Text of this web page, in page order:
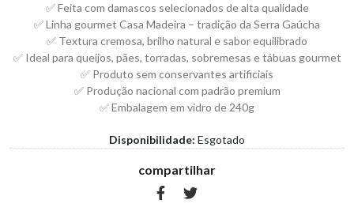
✅ Feita com damascos selecionados de alta qualidade
✅ Linha gourmet Casa Madeira – tradição da Serra Gaúcha
✅ Textura cremosa, brilho natural e sabor equilibrado
✅ Ideal para queijos, pães, torradas, sobremesas e tábuas gourmet
✅ Produto sem conservantes artificiais
✅ Produção nacional com padrão premium
✅ Embalagem em vidro de 240g
Disponibilidade: Esgotado
compartilhar